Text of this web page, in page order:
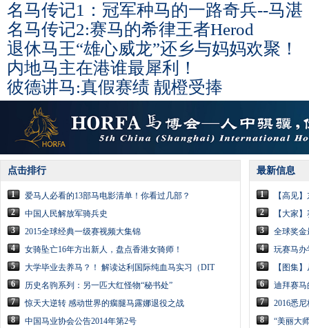
名马传记1：冠军种马的一路奇兵--马湛
名马传记2:赛马的希律王者Herod
退休马王“雄心威龙”还乡与妈妈欢聚！
内地马主在港谁最犀利！
彼德讲马:真假赛绩 靓橙受捧
点击排行
1
爱马人必看的13部马电影清单！你看过几部？
2
中国人民解放军骑兵史
3
2015全球经典一级赛视频大集锦
4
女骑坠亡16年方出新人，盘点香港女骑师！
5
大学毕业去养马？！ 解读达利国际纯血马实习（DIT
6
历史名驹系列：另一匹大红怪物“秘书处”
7
惊天大逆转 感动世界的瘸腿马露娜退役之战
8
中国马业协会公告2014年第2号
最新信息
1
【高见
2
【大家
3
全球奖金
4
玩赛马办
5
【图集
6
迪拜赛
7
2016悉
8
“美丽大